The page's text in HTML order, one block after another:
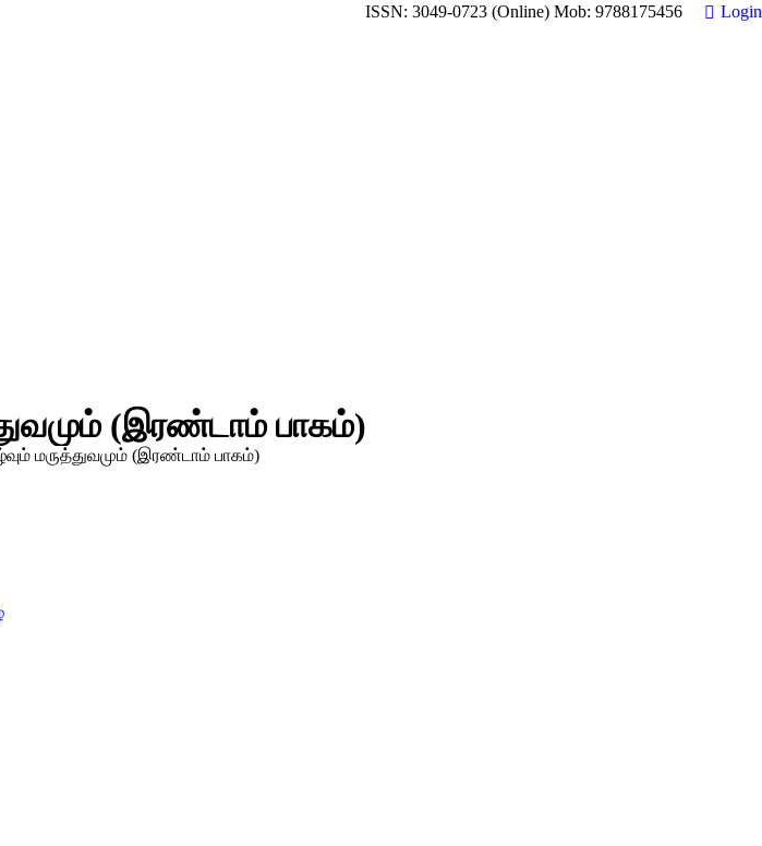
ISSN: 3049-0723 (Online) Mob: 9788175456 Login
(இரண்டாம் பாகம்)
மருத்துவமும் (இரண்டாம் பாகம்)